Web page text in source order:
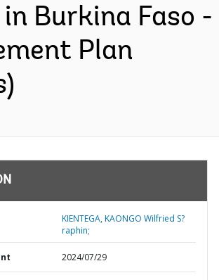
Burkina Faso -
Plan
KIENTEGA, KAONGO Wilfried S?
raphin;
2024/07/29